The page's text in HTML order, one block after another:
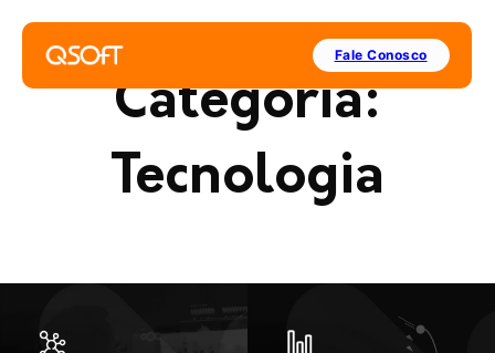
Fale Conosco
Categoria:
Tecnologia